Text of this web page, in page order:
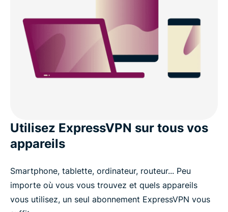
Utilisez ExpressVPN sur tous vos
appareils
Smartphone, tablette, ordinateur, routeur... Peu
importe où vous vous trouvez et quels appareils
vous utilisez, un seul abonnement ExpressVPN vous